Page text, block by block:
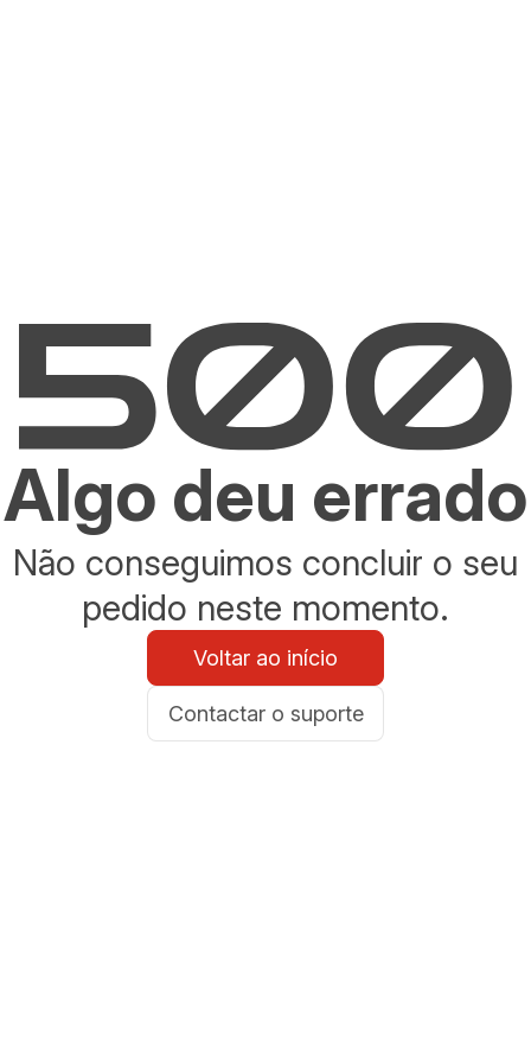
Algo deu errado
Não conseguimos concluir o seu
pedido neste momento.
Voltar ao início
Contactar o suporte